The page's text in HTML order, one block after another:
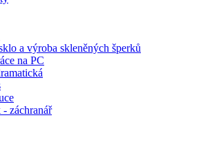
a výroba skleněných šperků
na PC
záchranář